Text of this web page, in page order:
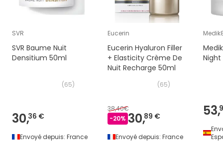
SVR
SVR Baume Nuit
Densitium 50ml
(65)
30,36 €
Envoyé depuis: France
Eucerin
Eucerin Hyaluron Filler
+ Elasticity Crème De
Nuit Recharge 50ml
(65)
38,40€
-20% 30,89 €
Envoyé depuis: France
Night
53,